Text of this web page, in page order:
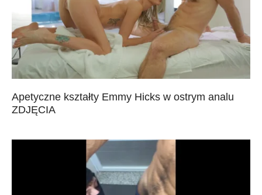
Apetyczne kształty Emmy Hicks w ostrym analu
ZDJĘCIA